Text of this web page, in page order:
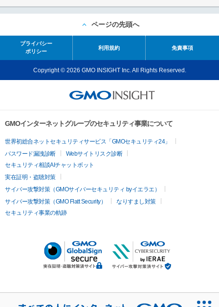
ページの先頭へ
プライバシー
ポリシー
利用規約 免責事項
Copyright © 2026 GMO INSIGHT Inc. All Rights Reserved.
GMOインターネットグループのセキュリティ事業について
世界初総合ネットセキュリティサービス「GMOセキュリティ24」
パスワード漏洩診断
Webサイトリスク診断
セキュリティ相談AIチャットボット
実在証明・盗聴対策
サイバー攻撃対策（GMOサイバーセキュリティ byイエラエ）
サイバー攻撃対策（GMO Flatt Security）
なりすまし対策
セキュリティ事業の軌跡